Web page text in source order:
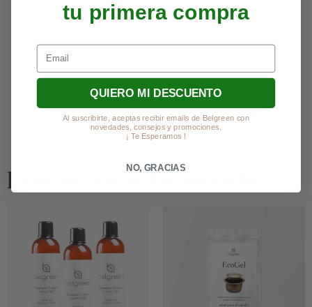
Productos relacionados
tu primera compra
Email
QUIERO MI DESCUENTO
Al suscribirte, aceptas recibir emails de Belgreen con
novedades, consejos y promociones.
¡ Te Esperamos !
NO, GRACIAS